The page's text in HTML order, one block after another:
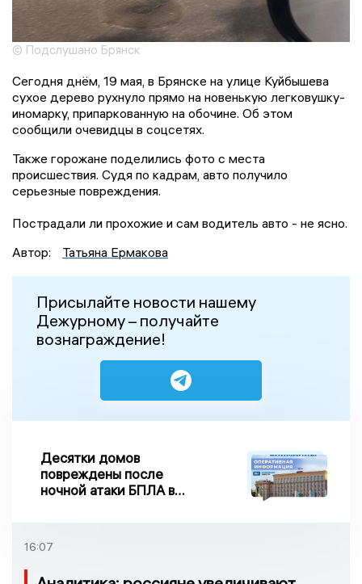
© Подслушано Брянск
Сегодня днём, 19 мая, в Брянске на улице Куйбышева
сухое дерево рухнуло прямо на новенькую легковушку-
иномарку, припаркованную на обочине. Об этом
сообщили очевидцы в соцсетях.
Также горожане поделились фото с места
происшествия. Судя по кадрам, авто получило
серьезные повреждения.
Пострадали ли прохожие и сам водитель авто - не ясно.
Автор:
Татьяна Ермакова
Присылайте новости нашему
Дежурному – получайте
вознаграждение!
Десятки домов
повреждены после
ночной атаки БПЛА в
16:07